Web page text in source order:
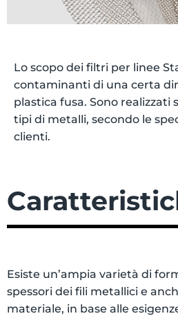
Lo scopo dei filtri per linee
contaminanti di una certa
plastica fusa. Sono realizzati
tipi di metalli, secondo le
clienti.
Esiste un’ampia varietà di
spessori dei fili metallici e
materiale, in base alle